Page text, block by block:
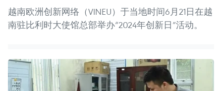
越南欧洲创新网络（VINEU）于当地时间6月21日在越
南驻比利时大使馆总部举办“2024年创新日”活动。